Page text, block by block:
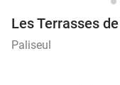
Les Terrasses
Paliseul